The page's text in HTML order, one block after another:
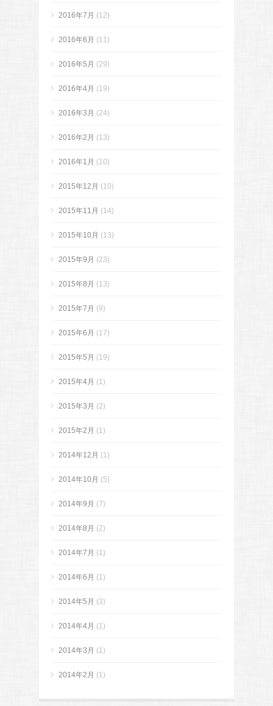
2016年7月 (12)
2016年6月 (11)
2016年5月 (29)
2016年4月 (19)
2016年3月 (24)
2016年2月 (13)
2016年1月 (10)
2015年12月 (10)
2015年11月 (14)
2015年10月 (13)
2015年9月 (23)
2015年8月 (13)
2015年7月 (9)
2015年6月 (17)
2015年5月 (19)
2015年4月 (1)
2015年3月 (2)
2015年2月 (1)
2014年12月 (1)
2014年10月 (5)
2014年9月 (7)
2014年8月 (2)
2014年7月 (1)
2014年6月 (1)
2014年5月 (3)
2014年4月 (1)
2014年3月 (1)
2014年2月 (1)